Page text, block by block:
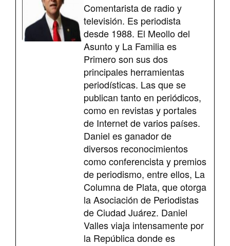
Comentarista de radio y
televisión. Es periodista
desde 1988. El Meollo del
Asunto y La Familia es
Primero son sus dos
principales herramientas
periodísticas. Las que se
publican tanto en periódicos,
como en revistas y portales
de Internet de varios países.
Daniel es ganador de
diversos reconocimientos
como conferencista y premios
de periodismo, entre ellos, La
Columna de Plata, que otorga
la Asociación de Periodistas
de Ciudad Juárez. Daniel
Valles viaja intensamente por
la República donde es